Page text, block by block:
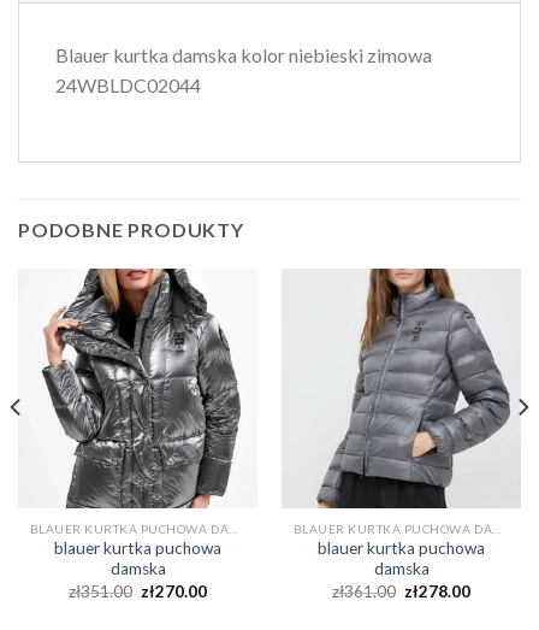
Blauer kurtka damska kolor niebieski zimowa
24WBLDC02044
PODOBNE PRODUKTY
blauer kurtka puchowa
damska
zł351.00 zł270.00
blauer kurtka puchowa
damska
zł361.00 zł278.00